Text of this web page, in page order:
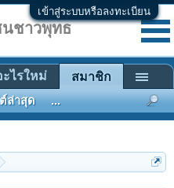
เข้าสู่ระบบหรือลงทะเบียน
ชาวพุทธ
ะไรใหม่ สมาชิก
ล่าสุด ...